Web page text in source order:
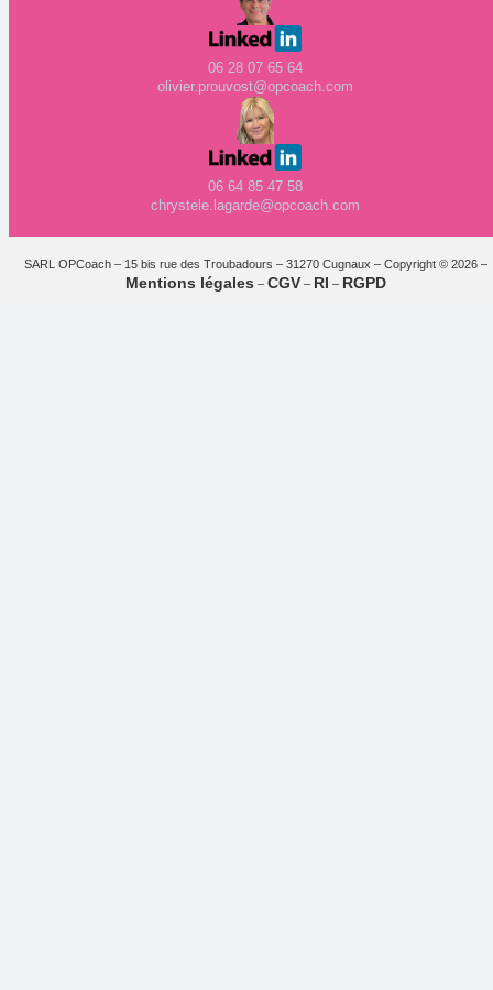
06 28 07 65 64
olivier.prouvost@opcoach.com
06 64 85 47 58
chrystele.lagarde@opcoach.com
SARL OPCoach – 15 bis rue des Troubadours – 31270 Cugnaux – Copyright © 2026 –
Mentions légales – CGV– RI – RGPD